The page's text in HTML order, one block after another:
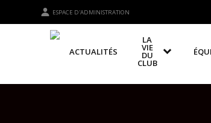
ESPACE D'ADMINISTRATION
ACTUALITÉS
LA
VIE
DU
CLUB